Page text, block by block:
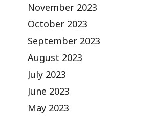
November 2023
October 2023
September 2023
August 2023
July 2023
June 2023
May 2023